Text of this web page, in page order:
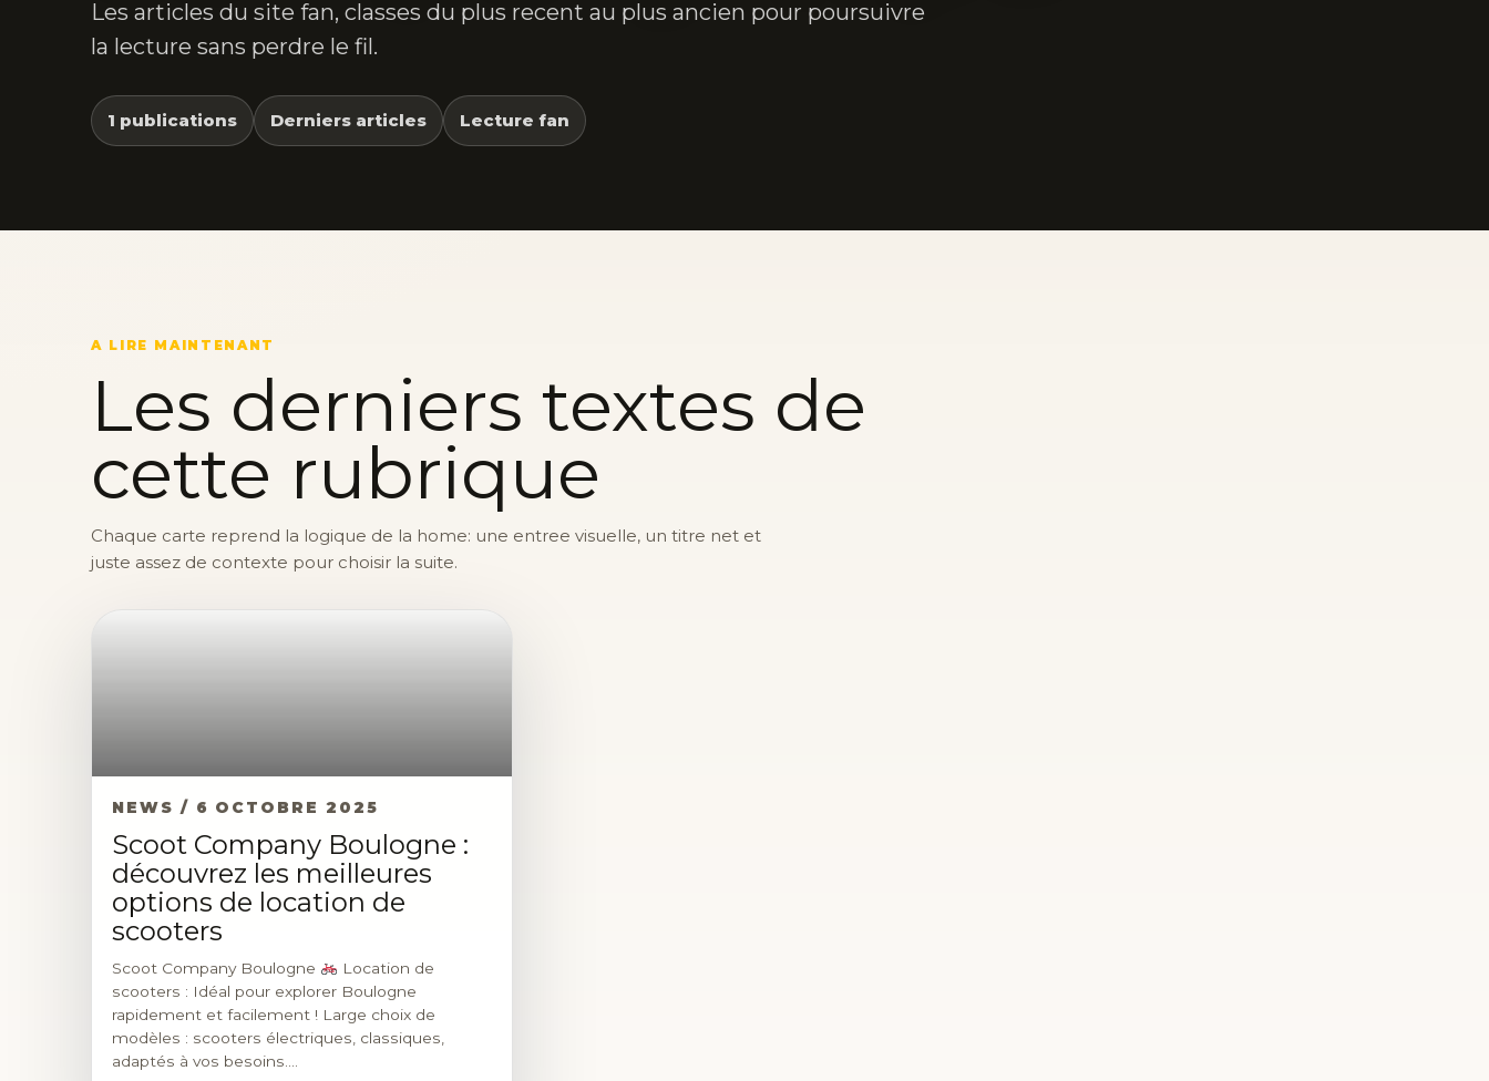
Les articles du site fan, classes du plus recent au plus ancien pour poursuivre
la lecture sans perdre le fil.
1 publications Derniers articles Lecture fan
A LIRE MAINTENANT
Les derniers textes de
cette rubrique
Chaque carte reprend la logique de la home: une entree visuelle, un titre net et
juste assez de contexte pour choisir la suite.
NEWS / 6 OCTOBRE 2025
Scoot Company Boulogne :
découvrez les meilleures
options de location de
scooters
Scoot Company Boulogne
Location de
scooters : Idéal pour explorer Boulogne
rapidement et facilement ! Large choix de
modèles : scooters électriques, classiques,
adaptés à vos besoins.…